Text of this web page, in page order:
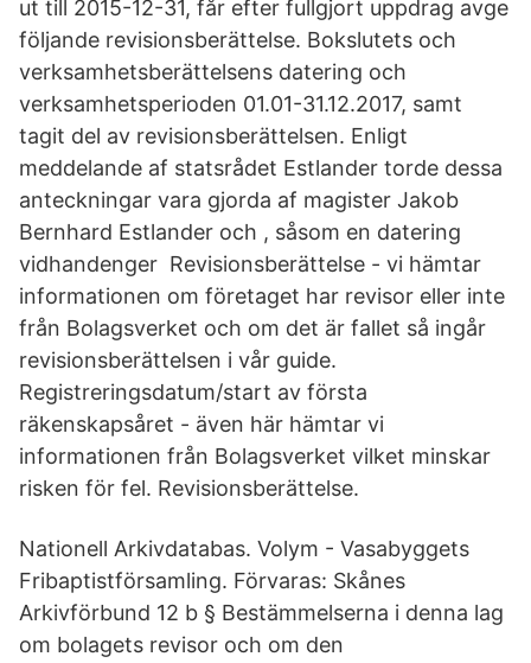
ut till 2015-12-31, får efter fullgjort uppdrag avge
följande revisionsberättelse. Bokslutets och
verksamhetsberättelsens datering och
verksamhetsperioden 01.01-31.12.2017, samt
tagit del av revisionsberättelsen. Enligt
meddelande af statsrådet Estlander torde dessa
anteckningar vara gjorda af magister Jakob
Bernhard Estlander och , såsom en datering
vidhandenger Revisionsberättelse - vi hämtar
informationen om företaget har revisor eller inte
från Bolagsverket och om det är fallet så ingår
revisionsberättelsen i vår guide.
Registreringsdatum/start av första
räkenskapsåret - även här hämtar vi
informationen från Bolagsverket vilket minskar
risken för fel. Revisionsberättelse.
Nationell Arkivdatabas. Volym - Vasabyggets
Fribaptistförsamling. Förvaras: Skånes
Arkivförbund 12 b § Bestämmelserna i denna lag
om bolagets revisor och om den